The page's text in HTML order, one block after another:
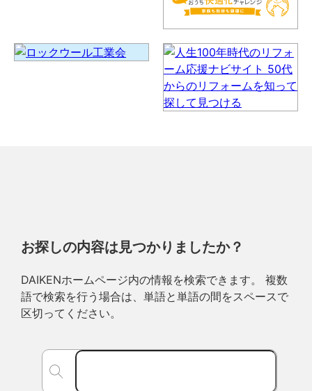
お探しの内容は見つかりましたか？
DAIKENホームページ内の情報を検索できます。 複数
語で検索を行う場合は、単語と単語の間をスペースで
区切ってください。